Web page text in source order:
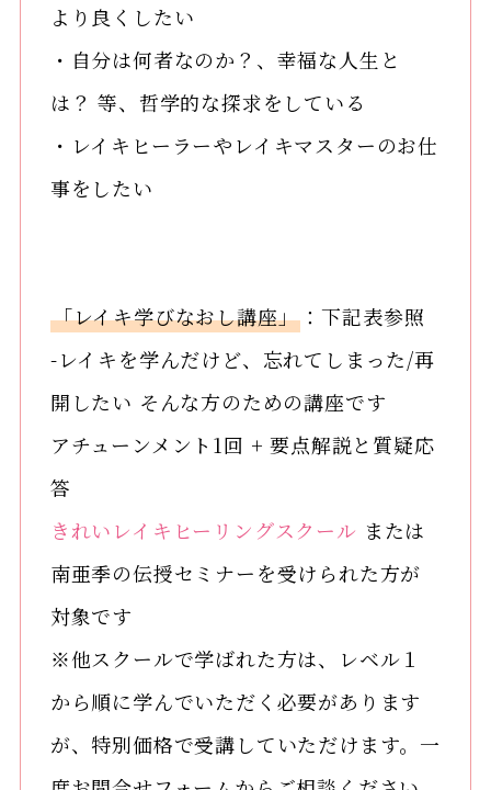
より良くしたい
・自分は何者なのか？、幸福な人生と
は？ 等、哲学的な探求をしている
・レイキヒーラーやレイキマスターのお仕
事をしたい
「レイキ学びなおし講座」 ：下記表参照
-レイキを学んだけど、忘れてしまった/再
開したい そんな方のための講座です
アチューンメント1回 + 要点解説と質疑応
答
きれいレイキヒーリングスクール または
南亜季の伝授セミナーを受けられた方が
対象です
※他スクールで学ばれた方は、レベル１
から順に学んでいただく必要があります
が、特別価格で受講していただけます。一